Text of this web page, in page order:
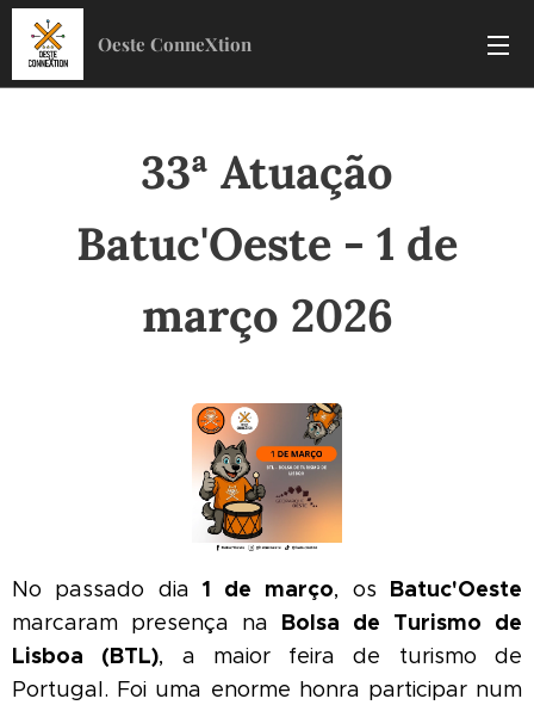
Oeste ConneXtion
33ª Atuação
Batuc'Oeste - 1 de
março 2026
No passado dia 1 de março, os Batuc'Oeste
marcaram presença na Bolsa de Turismo de
Lisboa (BTL), a maior feira de turismo de
Portugal. Foi uma enorme honra participar num